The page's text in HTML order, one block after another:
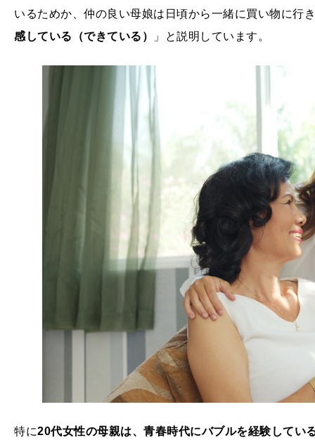
いるためか、仲の良い母娘は日頃から一緒に買い物に行
感している（できている）
」と説明しています。
特に20代女性の母親は、青春時代にバブルを経験してい